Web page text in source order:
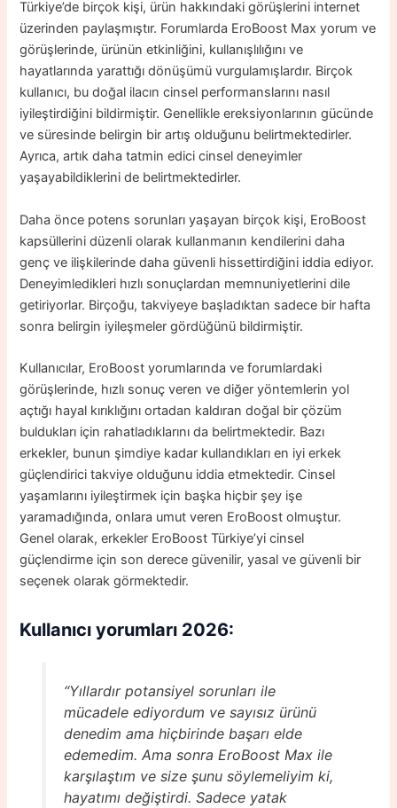
Türkiye’de birçok kişi, ürün hakkındaki görüşlerini internet
üzerinden paylaşmıştır. Forumlarda EroBoost Max yorum ve
görüşlerinde, ürünün etkinliğini, kullanışlılığını ve
hayatlarında yarattığı dönüşümü vurgulamışlardır. Birçok
kullanıcı, bu doğal ilacın cinsel performanslarını nasıl
iyileştirdiğini bildirmiştir. Genellikle ereksiyonlarının gücünde
ve süresinde belirgin bir artış olduğunu belirtmektedirler.
Ayrıca, artık daha tatmin edici cinsel deneyimler
yaşayabildiklerini de belirtmektedirler.
Daha önce potens sorunları yaşayan birçok kişi, EroBoost
kapsüllerini düzenli olarak kullanmanın kendilerini daha
genç ve ilişkilerinde daha güvenli hissettirdiğini iddia ediyor.
Deneyimledikleri hızlı sonuçlardan memnuniyetlerini dile
getiriyorlar. Birçoğu, takviyeye başladıktan sadece bir hafta
sonra belirgin iyileşmeler gördüğünü bildirmiştir.
Kullanıcılar, EroBoost yorumlarında ve forumlardaki
görüşlerinde, hızlı sonuç veren ve diğer yöntemlerin yol
açtığı hayal kırıklığını ortadan kaldıran doğal bir çözüm
buldukları için rahatladıklarını da belirtmektedir. Bazı
erkekler, bunun şimdiye kadar kullandıkları en iyi erkek
güçlendirici takviye olduğunu iddia etmektedir. Cinsel
yaşamlarını iyileştirmek için başka hiçbir şey işe
yaramadığında, onlara umut veren EroBoost olmuştur.
Genel olarak, erkekler EroBoost Türkiye’yi cinsel
güçlendirme için son derece güvenilir, yasal ve güvenli bir
seçenek olarak görmektedir.
Kullanıcı yorumları 2026:
“Yıllardır potansiyel sorunları ile
mücadele ediyordum ve sayısız ürünü
denedim ama hiçbirinde başarı elde
edemedim. Ama sonra EroBoost Max ile
karşılaştım ve size şunu söylemeliyim ki,
hayatımı değiştirdi. Sadece yatak